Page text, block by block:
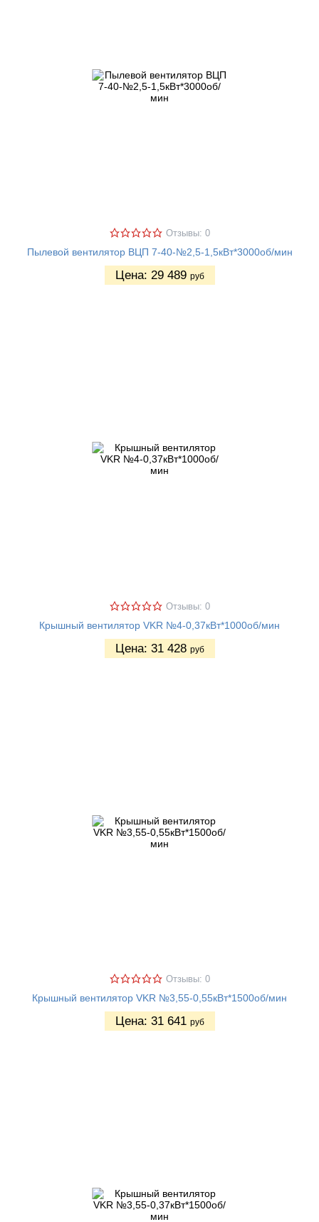
Отзывы: 0
Пылевой вентилятор ВЦП 7-40-№2,5-1,5кВт*3000об/мин
Цена: 29 489 руб
Отзывы: 0
Крышный вентилятор VKR №4-0,37кВт*1000об/мин
Цена: 31 428 руб
Отзывы: 0
Крышный вентилятор VKR №3,55-0,55кВт*1500об/мин
Цена: 31 641 руб